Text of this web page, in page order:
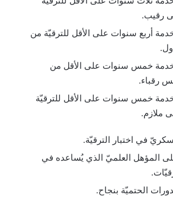
رقيب.
أربع سنوات على الأقل للترقيّة من
خمس سنوات على الأقل من
رقباء.
خمس سنوات على الأقل للترقيّة
ملازم.
في اختبار الترقيّة.
المؤهل العلميّ الذي يُساعده في
الحتميّة بنجاح.